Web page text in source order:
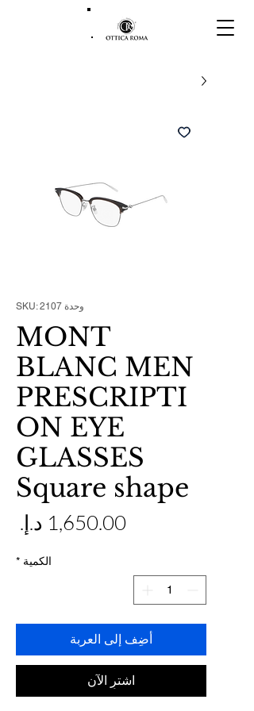
وحدة SKU: 2107
MONT
BLANC MEN
PRESCRIPTI
ON EYE
GLASSES
Square shape
الكمية *
أضِف إلى العربة
اشترِ الآن